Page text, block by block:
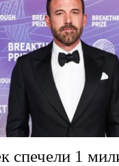
спечели 1